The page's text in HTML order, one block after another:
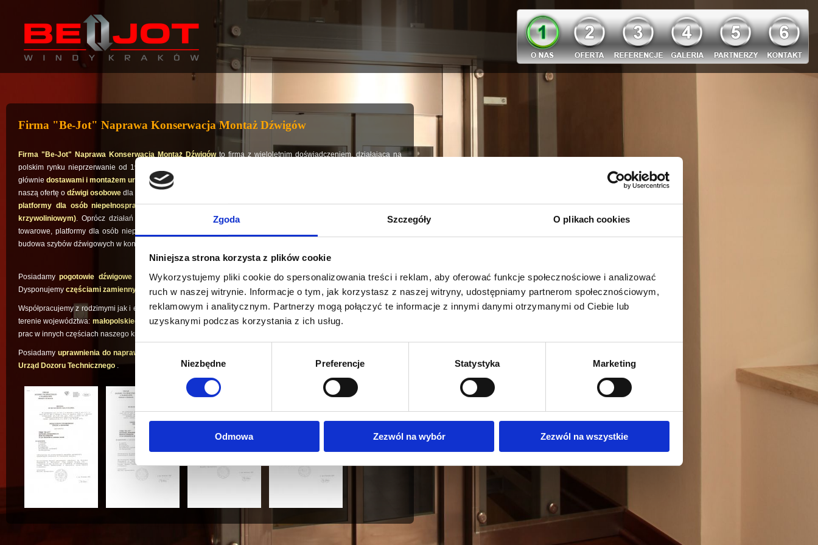
Zgoda Szczegóły O plikach cookies
Niniejsza strona korzysta z plików cookie
Wykorzystujemy pliki cookie do spersonalizowania treści i reklam, aby oferować funkcje społecznościowe i analizować
ruch w naszej witrynie. Informacje o tym, jak korzystasz z naszej witryny, udostępniamy partnerom społecznościowym,
reklamowym i analitycznym. Partnerzy mogą połączyć te informacje z innymi danymi otrzymanymi od Ciebie lub
uzyskanymi podczas korzystania z ich usług.
Niezbędne Preferencje Statystyka Marketing
Odmowa Zezwól na wybór Zezwól na wszystkie
Firma "Be-Jot" Naprawa Konserwacja Montaż Dźwigów
Firma "Be-Jot" Naprawa Konserwacja Montaż Dźwigówto firma z wieloletnim doświadczeniem, działająca na
polskim rynku nieprzerwanie od 1968 roku. W początkowym okresie działalności naszej firmy zajmowaliśmy się
główniedostawami i montażem urządzeń dla przemysłu: wciągniki i suwnice
naszą ofertę o dźwigi osobowe dla budownictwa mieszkaniowego, a od 2000 roku także o
platformy dla osób niepełnosprawnych (o wznoszeniu pionowym, przyschodowe o torze jazdy prostym i
krzywoliniowym). Oprócz działań związanych z montażem i obsługą urządzeń dźwigowych
(windy osobowe,
towarowe, platformy dla osób niepełnosprawnych, urządzenia dźwigowe dla przemysłu), zajmujemy się również
budowa szybów dźwigowych w konstrukcji betonowej jak i stalowej.
Posiadamypogotowie dźwigowe działające 24h na dobę, które w krótkim czasie usuwa ewentualneawarie .
Dysponujemy częściami zamiennymi wszystkich montowanych przez nas urządzeń.
Współpracujemy z rodzimymi jak i europejskimi firmami z naszej branży. Naszą działalność prowadzimy głównie na
terenie województwa: małopolskiego, podkarpackiego, śląskiego oraz świetokrzyskiego. Podejmujemy się także
prac w innych częściach naszego kraju.
Posiadamy uprawnienia do naprawy, montażu, wytwarzania i modernizacji urządzeń dźwigowych
Urząd Dozoru Technicznego .